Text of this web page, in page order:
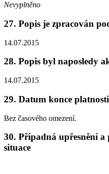
Nevyplněno
27. Popis je zpracován
14.07.2015
28. Popis byl naposledy
14.07.2015
29. Datum konce
Bez časového omezení.
30. Případná upřesnění
situace